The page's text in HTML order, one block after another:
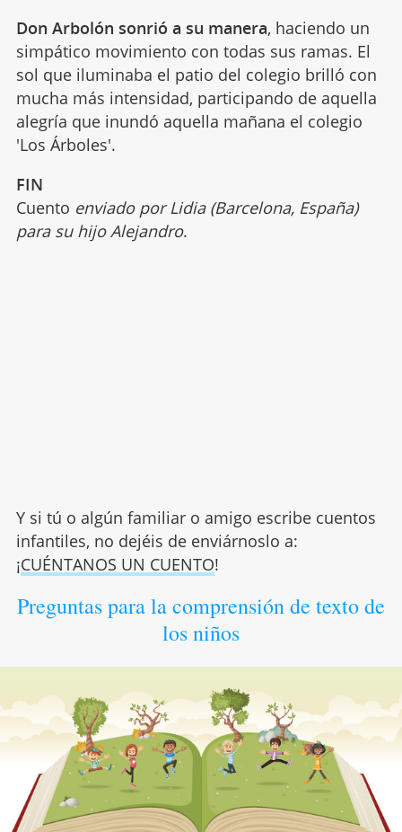
Don Arbolón sonrió a su manera, haciendo un
simpático movimiento con todas sus ramas. El
sol que iluminaba el patio del colegio brilló con
mucha más intensidad, participando de aquella
alegría que inundó aquella mañana el colegio
'Los Árboles'.
FIN
Cuento enviado por Lidia (Barcelona, España)
para su hijo Alejandro.
Y si tú o algún familiar o amigo escribe cuentos
infantiles, no dejéis de enviárnoslo a:
¡CUÉNTANOS UN CUENTO!
Preguntas para la comprensión de texto de
los niños